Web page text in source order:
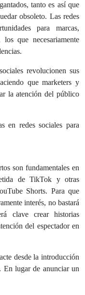
tanto es así que
obsoleto. Las redes
para marcas,
que necesariamente
revolucionen sus
que marketers y
la atención del público
en redes sociales para
son fundamentales en
de TikTok y otras
Shorts. Para que
interés, no bastará
clave crear historias
del espectador en
desde la introducción
En lugar de anunciar un